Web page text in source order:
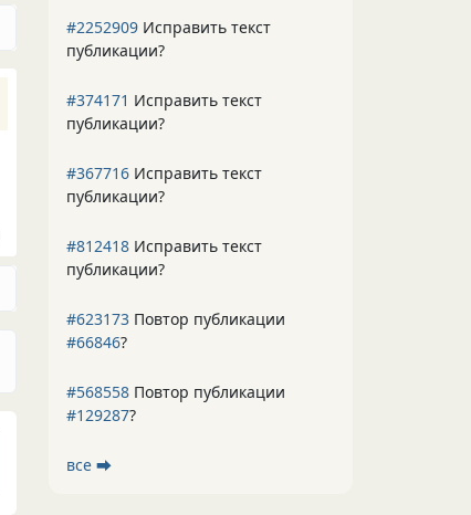
#2252909 Исправить текст
публикации?
#374171 Исправить текст
публикации?
#367716 Исправить текст
публикации?
#812418 Исправить текст
публикации?
#623173 Повтор публикации
#66846?
#568558 Повтор публикации
#129287?
все ⮕